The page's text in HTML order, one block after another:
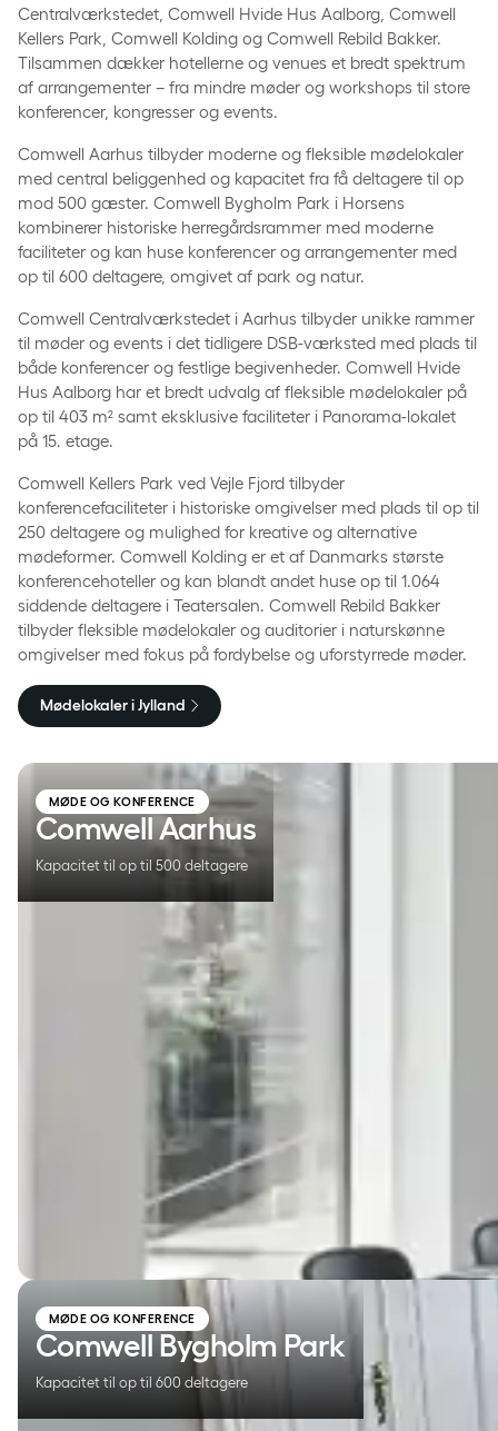
Centralværkstedet, Comwell Hvide Hus Aalborg, Comwell
Kellers Park, Comwell Kolding og Comwell Rebild Bakker.
Tilsammen dækker hotellerne og venues et bredt spektrum
af arrangementer – fra mindre møder og workshops til store
konferencer, kongresser og events.
Comwell Aarhus tilbyder moderne og fleksible mødelokaler
med central beliggenhed og kapacitet fra få deltagere til op
mod 500 gæster. Comwell Bygholm Park i Horsens
kombinerer historiske herregårdsrammer med moderne
faciliteter og kan huse konferencer og arrangementer med
op til 600 deltagere, omgivet af park og natur.
Comwell Centralværkstedet i Aarhus tilbyder unikke rammer
til møder og events i det tidligere DSB-værksted med plads til
både konferencer og festlige begivenheder. Comwell Hvide
Hus Aalborg har et bredt udvalg af fleksible mødelokaler på
op til 403 m² samt eksklusive faciliteter i Panorama-lokalet
på 15. etage.
Comwell Kellers Park ved Vejle Fjord tilbyder
konferencefaciliteter i historiske omgivelser med plads til op til
250 deltagere og mulighed for kreative og alternative
mødeformer. Comwell Kolding er et af Danmarks største
konferencehoteller og kan blandt andet huse op til 1.064
siddende deltagere i Teatersalen. Comwell Rebild Bakker
tilbyder fleksible mødelokaler og auditorier i naturskønne
omgivelser med fokus på fordybelse og uforstyrrede møder.
Mødelokaler i Jylland
MØDE OG KONFERENCE
Comwell Aarhus
Kapacitet til op til 500 deltagere
Comwell Aarhus
MØDE OG KONFERENCE
Comwell Bygholm Park
Kapacitet til op til 600 deltagere
Comwell Bygholm Park